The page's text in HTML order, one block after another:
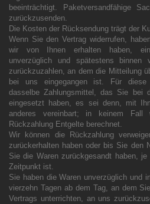
beeinträchtigt. Paketversandfähige
zurückzusenden.
Die Kosten der Rücksendung trägt der
Wenn Sie den Vertrag widerrufen,
wir von Ihnen erhalten haben,
unverzüglich und spätestens
zurückzuzahlen, an dem die Mitteilung
bei uns eingegangen ist. Für diese
dasselbe Zahlungsmittel, das Sie bei
eingesetzt haben, es sei denn, mit
anderes vereinbart; in keinem Fall
Rückzahlung Entgelte berechnet.
Wir können die Rückzahlung
zurückerhalten haben oder bis Sie den
Sie die Waren zurückgesandt haben,
Zeitpunkt ist.
Sie haben die Waren unverzüglich und
vierzehn Tagen ab dem Tag, an dem
Vertrags unterrichten, an uns